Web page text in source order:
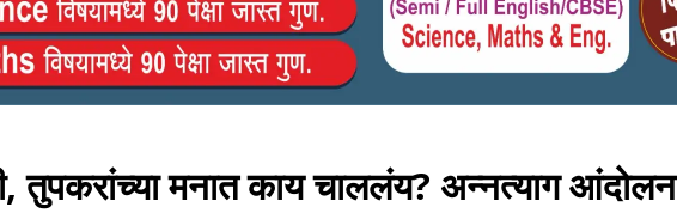
तुपकरांच्या मनात काय चाललंय? अन्नत्याग आंदोलन